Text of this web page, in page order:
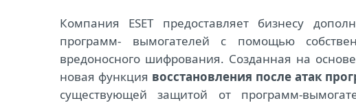
Компания ESET предоставляет бизнесу
программ- вымогателей с помощью
вредоносного шифрования. Созданная на
новая функция восстановления после атак
существующей защитой от программ-